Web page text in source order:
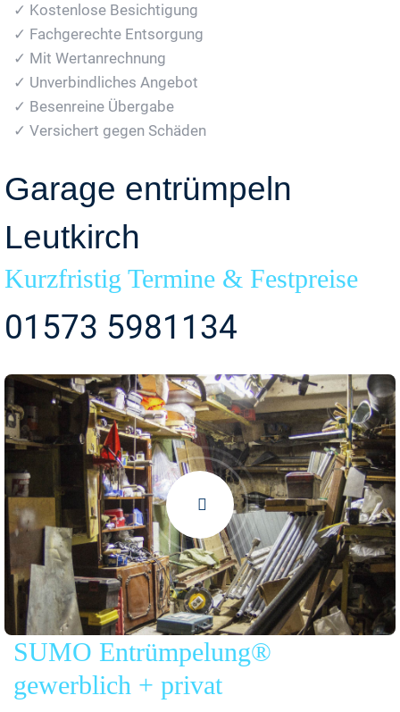
✓ Kostenlose Besichtigung
✓ Fachgerechte Entsorgung
✓ Mit Wertanrechnung
✓ Unverbindliches Angebot
✓ Besenreine Übergabe
✓ Versichert gegen Schäden
Garage entrümpeln
Leutkirch
Kurzfristig Termine & Festpreise
01573 5981134
SUMO Entrümpelung®
gewerblich + privat